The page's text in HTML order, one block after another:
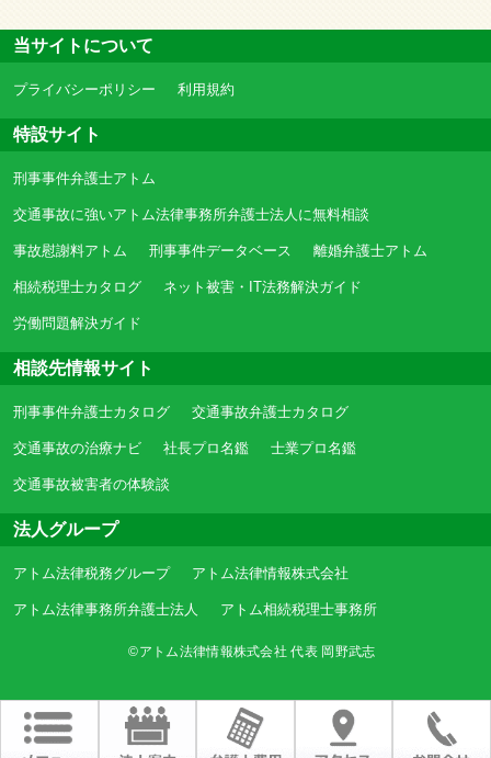
当サイトについて
プライバシーポリシー 利用規約
特設サイト
刑事事件弁護士アトム
交通事故に強いアトム法律事務所弁護士法人に無料相談
事故慰謝料アトム 刑事事件データベース 離婚弁護士アトム
相続税理士カタログ ネット被害・IT法務解決ガイド
労働問題解決ガイド
相談先情報サイト
刑事事件弁護士カタログ 交通事故弁護士カタログ
交通事故の治療ナビ 社長プロ名鑑 士業プロ名鑑
交通事故被害者の体験談
法人グループ
アトム法律税務グループ アトム法律情報株式会社
アトム法律事務所弁護士法人 アトム相続税理士事務所
©アトム法律情報株式会社 代表 岡野武志